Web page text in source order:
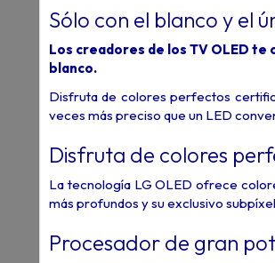
Sólo con el blanco y el
Los creadores de los TV OLED te
blanco.
Disfruta de colores perfectos
veces más preciso que un LED
Disfruta de colores
La tecnología LG OLED ofrece
más profundos y su exclusivo
Procesador de gran